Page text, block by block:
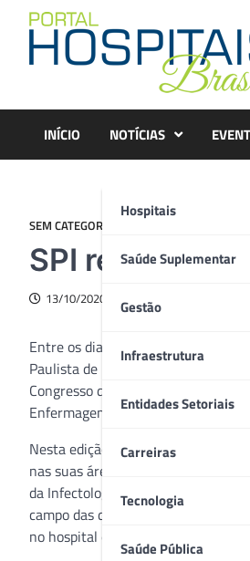
content
INÍCIO NOTÍCIAS
Hospitais
Saúde Suplementar
Gestão
Infraestrutura
Entidades Setoriais
Carreiras
Tecnologia
Saúde Pública
SEM CATEGORIA
SPI realiza
13/10/2020
Entre os dias 30 de novembro a 4
Paulista de Infectologia. O evento
Congresso da Sociedade
Enfermagem e Farmácia e demais
Nesta edição de 2020, os
nas suas áreas de pesquisa,
da Infectologia na Graduação de
campo das doenças infecciosas e
no hospital e na comunidade,